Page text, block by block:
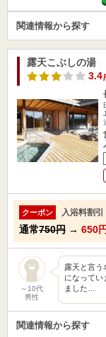
関連情報から探す
露天こぶしの湯
3.4
クーポン 入浴料割引
通常750円 → 650
～10代
男性
露天と言う
になってい
ました…
関連情報から探す